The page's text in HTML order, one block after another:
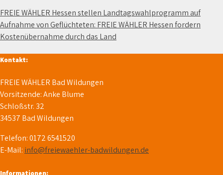
FREIE WÄHLER Hessen stellen Landtagswahlprogramm auf
Aufnahme von Geflüchteten: FREIE WÄHLER Hessen fordern
Kostenübernahme durch das Land
Kontakt:
FREIE WÄHLER Bad Wildungen
Vorsitzende: Anke Blume
Schloßstr. 32
34537 Bad Wildungen
Telefon: 0172 6541520
E-Mail: info@freiewaehler-badwildungen.de
Informationen: